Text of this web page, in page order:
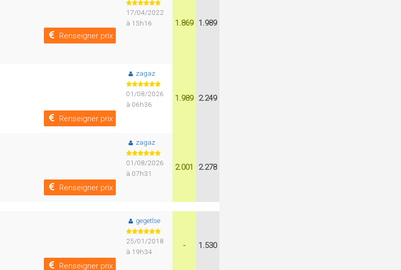
Renseigner prix
17/04/2022
à 15h16
1.869 1.989
Renseigner prix
zagaz
01/08/2026
à 06h36
1.989 2.249
Renseigner prix
zagaz
01/08/2026
à 07h31
2.001 2.278
Renseigner prix
gegetlse
25/01/2018
à 19h34
- 1.530